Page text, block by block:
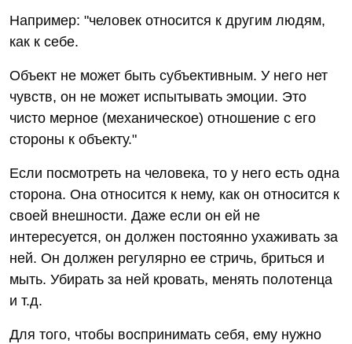
Например: "человек относится к другим людям,
как к себе.
Объект не может быть субъективным. У него нет
чувств, он не может испытывать эмоции. Это
чисто мерное (механическое) отношение с его
стороны к объекту."
Если посмотреть на человека, то у него есть одна
сторона. Она относится к нему, как он относится к
своей внешности. Даже если он ей не
интересуется, он должен постоянно ухаживать за
ней. Он должен регулярно ее стричь, бриться и
мыть. Убирать за ней кровать, менять полотенца
и т.д.
Для того, чтобы воспринимать себя, ему нужно